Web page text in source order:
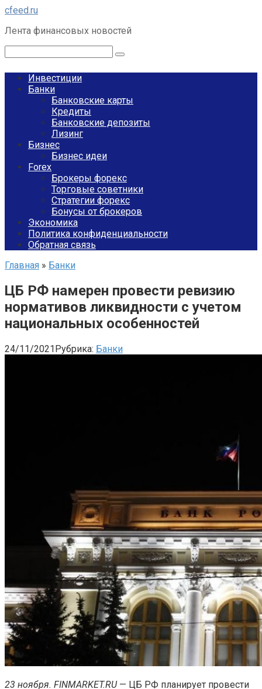
Перейти
контенту
cfeed.ru
Лента финансовых новостей
Инвестиции
Банки
Банковские карты
Кредиты
Банковские депозиты
Лизинг
Бизнес
Бизнес идеи
Forex
Брокеры форекс
Торговые советники
Стратегии форекс
Бонусы от брокеров
Экономика
Политика конфиденциальности
Обратная связь
Главная » Банки
ЦБ РФ намерен провести ревизию
нормативов ликвидности с учетом
национальных особенностей
24/11/2021Рубрика: Банки
23 ноября. FINMARKET.RU— ЦБ РФ планирует провести